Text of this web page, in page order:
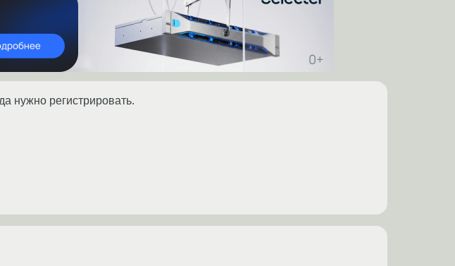
нужно регистрировать.